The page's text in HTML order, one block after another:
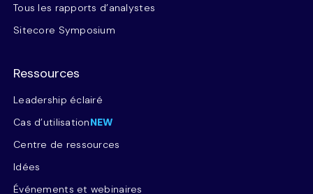
Tous les rapports d’analystes
Sitecore Symposium
Ressources
Leadership éclairé
Cas d’utilisationNEW
Centre de ressources
Idées
Événements et webinaires